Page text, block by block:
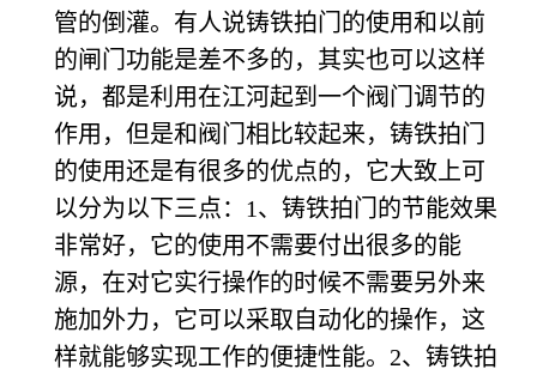
管的倒灌。有人说铸铁拍门的使用和以前
的闸门功能是差不多的，其实也可以这样
说，都是利用在江河起到一个阀门调节的
作用，但是和阀门相比较起来，铸铁拍门
的使用还是有很多的优点的，它大致上可
以分为以下三点：1、铸铁拍门的节能效果
非常好，它的使用不需要付出很多的能
源，在对它实行操作的时候不需要另外来
施加外力，它可以采取自动化的操作，这
样就能够实现工作的便捷性能。2、铸铁拍